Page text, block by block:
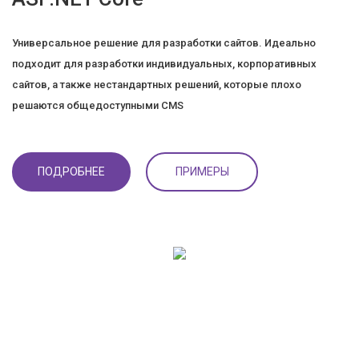
Универсальное решение для разработки сайтов. Идеально
подходит для разработки индивидуальных, корпоративных
сайтов, а также нестандартных решений, которые плохо
решаются общедоступными CMS
ПОДРОБНЕЕ ПРИМЕРЫ